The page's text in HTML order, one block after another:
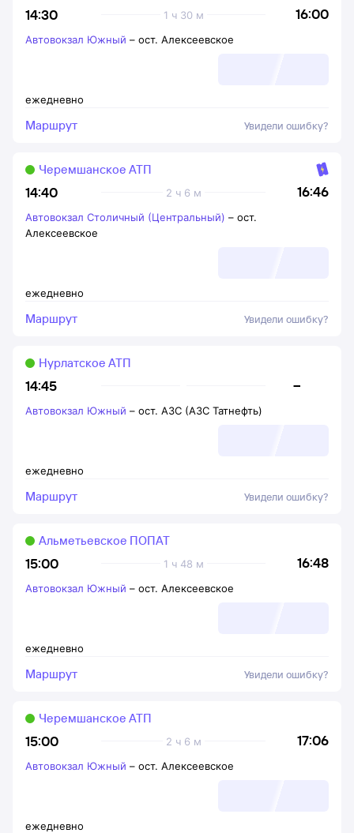
14:30 16:00
1 ч 30 м
ежедневно
Автовокзал Южный – ост. Алексеевское
Маршрут Увидели ошибку?
14:40 16:46
2 ч 6 м
Черемшанское АТП
ежедневно
Автовокзал Столичный (Центральный) – ост.
Алексеевское
Маршрут Увидели ошибку?
14:45 –
Нурлатское АТП
ежедневно
Автовокзал Южный – ост. АЗС (АЗС Татнефть)
Маршрут Увидели ошибку?
15:00 16:48
1 ч 48 м
Альметьевское ПОПАТ
ежедневно
Автовокзал Южный – ост. Алексеевское
Маршрут Увидели ошибку?
15:00 17:06
2 ч 6 м
Черемшанское АТП
ежедневно
Автовокзал Южный – ост. Алексеевское